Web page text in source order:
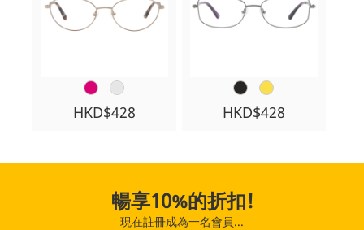
HKD$428 HKD$428
暢享10%的折扣!
現在註冊成為一名會員...